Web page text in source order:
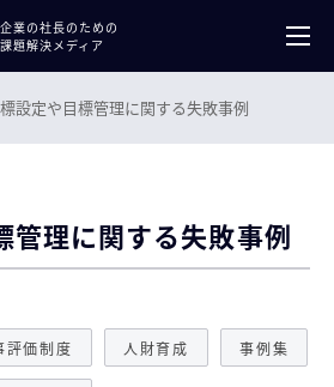
業の社長のための
題解決メディア
設定や目標管理に関する失敗事例
管理に関する失敗事例
評価制度 人財育成 事例集